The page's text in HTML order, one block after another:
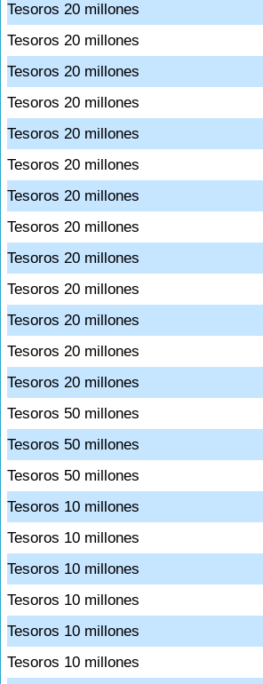
Tesoros 20 millones
Tesoros 20 millones
Tesoros 20 millones
Tesoros 20 millones
Tesoros 20 millones
Tesoros 20 millones
Tesoros 20 millones
Tesoros 20 millones
Tesoros 20 millones
Tesoros 20 millones
Tesoros 20 millones
Tesoros 20 millones
Tesoros 20 millones
Tesoros 50 millones
Tesoros 50 millones
Tesoros 50 millones
Tesoros 10 millones
Tesoros 10 millones
Tesoros 10 millones
Tesoros 10 millones
Tesoros 10 millones
Tesoros 10 millones